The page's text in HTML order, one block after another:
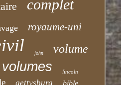
complet
royaume-uni
john volume
volumes lincoln
gettysburg